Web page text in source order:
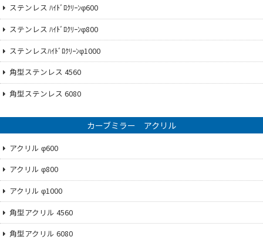
ステンレス ﾊｲﾄﾞﾛｸﾘｰﾝφ600
ステンレス ﾊｲﾄﾞﾛｸﾘｰﾝφ800
ステンレスﾊｲﾄﾞﾛｸﾘｰﾝφ1000
角型ステンレス 4560
角型ステンレス 6080
カーブミラー アクリル
アクリル φ600
アクリル φ800
アクリル φ1000
角型アクリル 4560
角型アクリル 6080